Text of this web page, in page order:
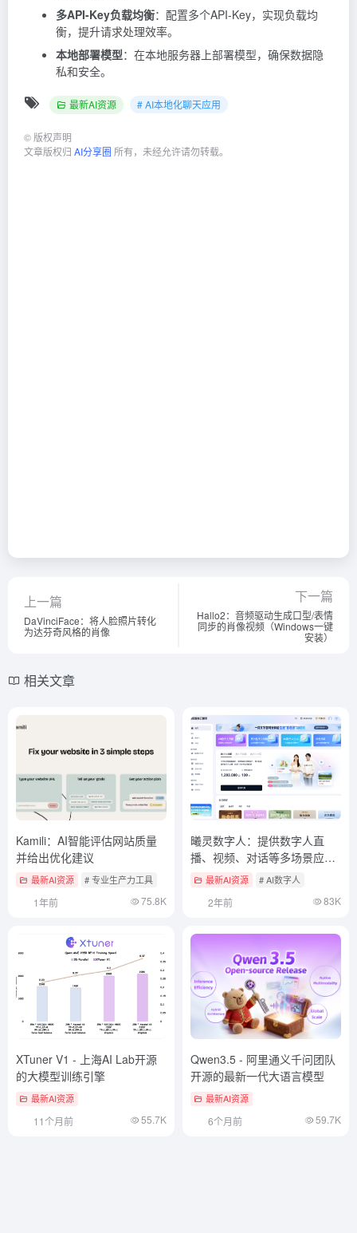
多API-Key负载均衡：配置多个API-Key，实现负载均
衡，提升请求处理效率。
本地部署模型：在本地服务器上部署模型，确保数据隐
私和安全。
最新AI资源 # AI本地化聊天应用
© 版权声明
文章版权归 AI分享圈 所有，未经允许请勿转载。
上一篇
DaVinciFace：将人脸照片转化
为达芬奇风格的肖像
下一篇
Hallo2：音频驱动生成口型/表情
同步的肖像视频（Windows一键
安装）
相关文章
Kamili：AI智能评估网站质量
并给出优化建议
最新AI资源 # 专业生产力工具
1年前 75.8K
曦灵数字人：提供数字人直
播、视频、对话等多场景应用
服务最新AI资源 # AI数字人
2年前 83K
XTuner V1 - 上海AI Lab开源
的大模型训练引擎
最新AI资源
11个月前 55.7K
Qwen3.5 - 阿里通义千问团队
开源的最新一代大语言模型
最新AI资源
6个月前 59.7K